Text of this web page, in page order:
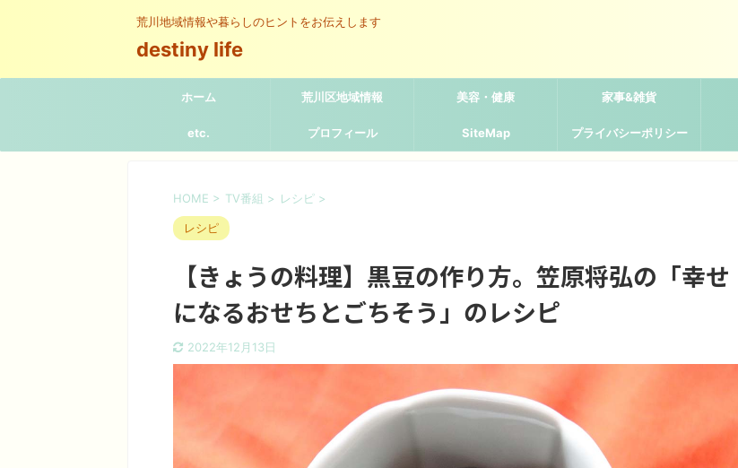
荒川地域情報や暮らしのヒントをお伝えします
destiny life
ホーム 荒川区地域情報 美容・健康 家事&雑貨
etc. プロフィール SiteMap プライバシーポリシー
HOME > TV番組 > レシピ >
レシピ
【きょうの料理】黒豆の作り方。笠原将弘の「幸せ
になるおせちとごちそう」のレシピ
2022年12月13日